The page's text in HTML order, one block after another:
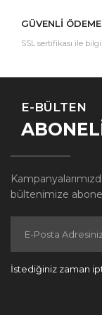
GÜVENLİ ÖDEME
SSL sertifikası ile
E-BÜLTEN
bültenimize
İstediğiniz zaman